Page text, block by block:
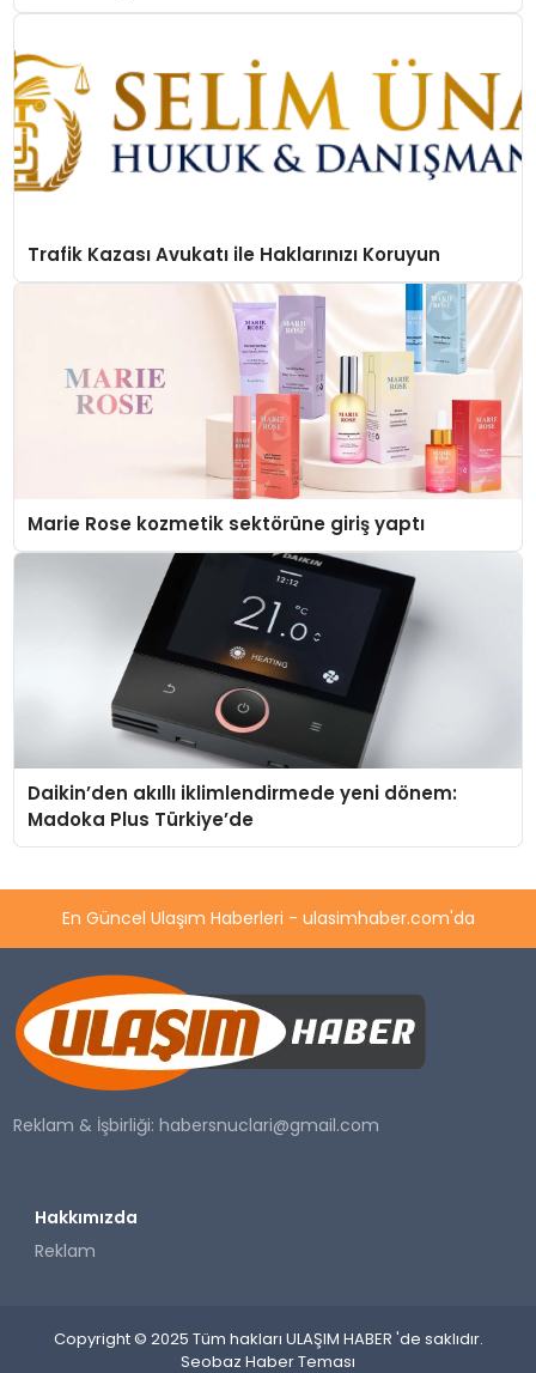
Trafik Kazası Avukatı ile Haklarınızı Koruyun
Marie Rose kozmetik sektörüne giriş yaptı
Daikin’den akıllı iklimlendirmede yeni dönem:
Madoka Plus Türkiye’de
En Güncel Ulaşım Haberleri - ulasimhaber.com'da
Reklam & İşbirliği:habersnuclari@gmail.com
Hakkımızda
Reklam
Copyright © 2025 Tüm hakları ULAŞIM HABER 'de saklıdır.
Seobaz Haber Teması